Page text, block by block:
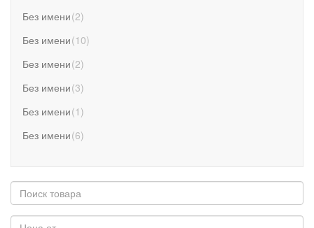
Без имени(2)
Без имени(10)
Без имени(2)
Без имени(3)
Без имени(1 )
Без имени(6)